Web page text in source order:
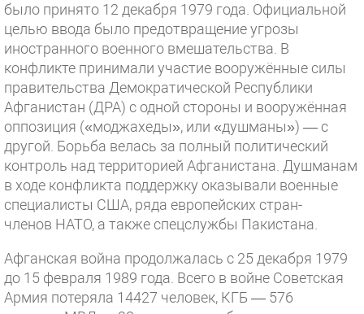
было принято 12 декабря 1979 года. Официальной
целью ввода было предотвращение угрозы
иностранного военного вмешательства. В
конфликте принимали участие вооружённые силы
правительства Демократической Республики
Афганистан (ДРА) с одной стороны и вооружённая
оппозиция («моджахеды», или «душманы») — с
другой. Борьба велась за полный политический
контроль над территорией Афганистана. Душманам
в ходе конфликта поддержку оказывали военные
специалисты США, ряда европейских стран-
членов НАТО, а также спецслужбы Пакистана.
Афганская война продолжалась с 25 декабря 1979
до 15 февраля 1989 года. Всего в войне Советская
Армия потеряла 14427 человек, КГБ — 576